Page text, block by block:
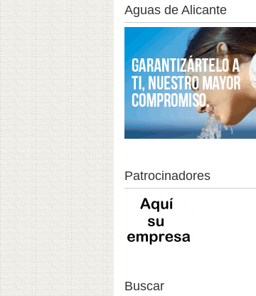
Aguas de Alicante
Patrocinadores
Buscar